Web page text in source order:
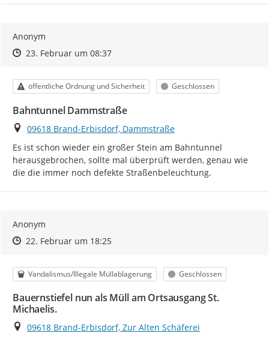
Anonym
Zeitpunkt des Erstellens
Zeitpunkt des Erstellens
23. Februar um 08:37Zur Äußerung
Kategorie
öffentliche Ordnung und Sicherheit Status
Geschlossen
Bahntunnel Dammstraße
Ort
09618 Brand-Erbisdorf, Dammstraße
Es ist schon wieder ein großer Stein am Bahntunnel
herausgebrochen, sollte mal überprüft werden, genau wie
die die immer noch defekte Straßenbeleuchtung.
Anonym
Zeitpunkt des Erstellens
Zeitpunkt des Erstellens
22. Februar um 18:25Zur Äußerung
Kategorie
Vandalismus/Illegale Müllablagerung Status
Geschlossen
Bauernstiefel nun als Müll am Ortsausgang St.
Michaelis.
Ort
09618 Brand-Erbisdorf, Zur Alten Schäferei